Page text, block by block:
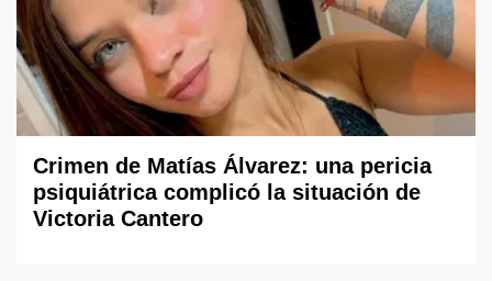
Crimen de Matías Álvarez: una pericia
psiquiátrica complicó la situación de
Victoria Cantero